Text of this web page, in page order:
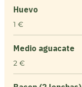
Huevo
1 €
Medio aguacate
2 €